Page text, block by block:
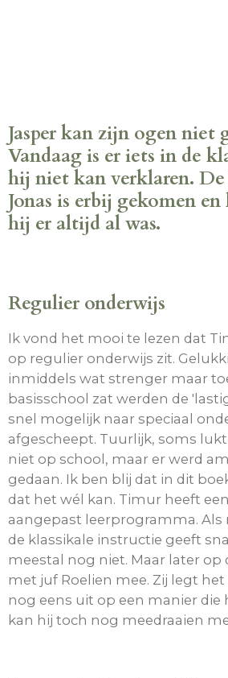
Jasper kan zijn ogen niet
Vandaag is er iets in de
hij niet kan verklaren. De
Jonas is erbij gekomen
hij er altijd al was.
Regulier onderwijs
Ik vond het mooi te lezen dat
op regulier onderwijs zit.
inmiddels wat strenger maar
basisschool zat werden de
snel mogelijk naar speciaal
afgescheept. Tuurlijk, soms
niet op school, maar er werd
gedaan. Ik ben blij dat in dit
dat het wél kan. Timur heeft
aangepast leerprogramma. Als
de klassikale instructie geeft
meestal nog niet. Maar later op
met juf Roelien mee. Zij legt
nog eens uit op een manier die
kan hij toch nog meedraaien